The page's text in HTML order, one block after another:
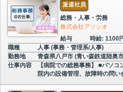
派遣社員
総務・人事・労務
株式会社アソシオ
給与
時給: 1100
職種
人事 (事務・管理系/人事)
勤務地
青森県八戸市 (青い森鉄道陸奥
仕事内容
【病院での総務事務】 ■パソ
院内の設備管理、故障時の問い